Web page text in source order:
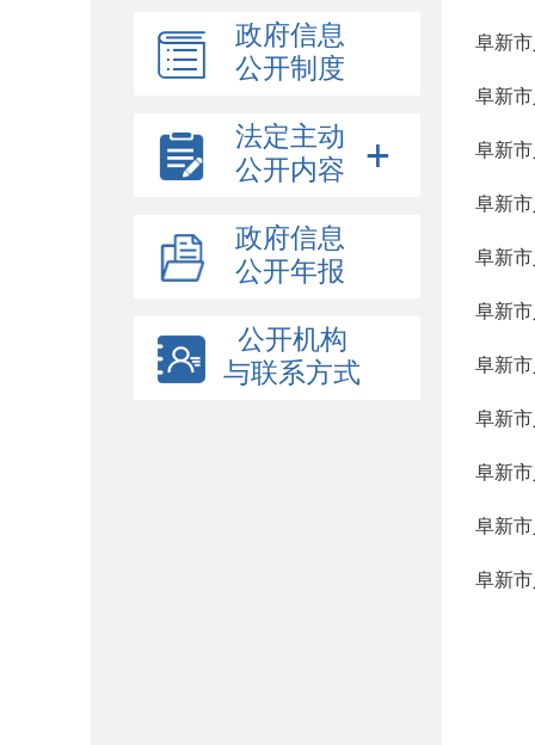
政府信息
公开制度
法定主动
公开内容
政府信息
公开年报
公开机构
与联系方式
阜新
阜新
阜新
阜新
阜新
阜新
阜新
阜新
阜新
阜新
阜新